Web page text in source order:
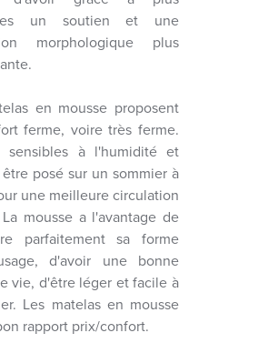
un soutien et une
morphologique plus
en mousse proposent
ferme, voire très ferme.
sensibles à l'humidité et
posé sur un sommier à
une meilleure circulation
mousse a l'avantage de
parfaitement sa forme
d'avoir une bonne
vie, d'être léger et facile à
Les matelas en mousse
rapport prix/confort.